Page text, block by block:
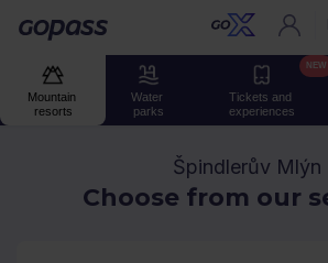
Gopass
Mountain
resorts
Water
parks
Tickets and
experiences
NEW
Špindlerův Mlýn
Choose from our